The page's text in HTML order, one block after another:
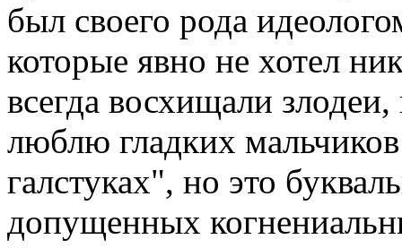
был своего рода
которые явно не хотел
всегда восхищали
люблю гладких
галстуках", но это
допущенных